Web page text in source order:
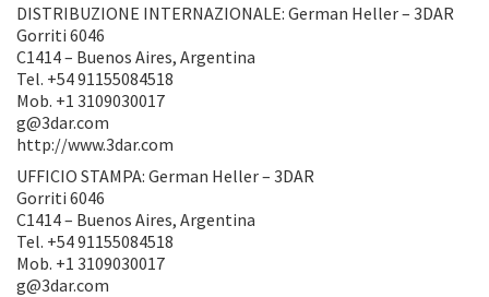
DISTRIBUZIONE INTERNAZIONALE: German Heller – 3DAR
Gorriti 6046
C1414 – Buenos Aires, Argentina
Tel. +54 91155084518
Mob. +1 3109030017
g@3dar.com
http://www.3dar.com
UFFICIO STAMPA: German Heller – 3DAR
Gorriti 6046
C1414 – Buenos Aires, Argentina
Tel. +54 91155084518
Mob. +1 3109030017
g@3dar.com